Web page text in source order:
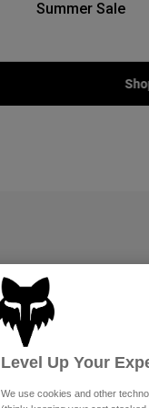
Summer Sale
Level Up Your
We use cookies and other